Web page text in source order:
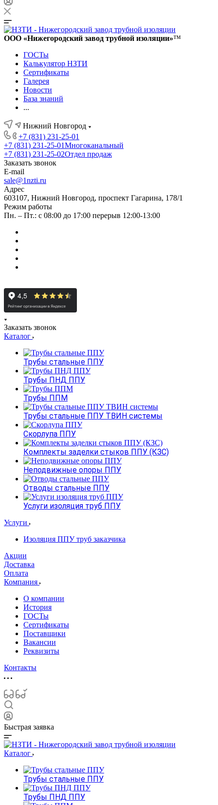
ООО «Нижегородский завод трубной изоляции»™
ГОСТы
Калькулятор НЗТИ
Сертификаты
Галерея
Новости
База знаний
...
Нижний Новгород
+7 (831) 231-25-01
+7 (831) 231-25-01Многоканальный
+7 (831) 231-25-02Отдел продаж
Заказать звонок
E-mail
sale@1nzti.ru
Адрес
603107, Нижний Новгород, проспект Гагарина, 178/1
Режим работы
Пн. – Пт.: с 08:00 до 17:00 перерыв 12:00-13:00
Заказать звонок
Каталог
Трубы стальные ППУ
Трубы ПНД ППУ
Трубы ППМ
Трубы стальные ППУ ТВИН системы
Скорлупа ППУ
Комплекты заделки стыков ППУ (КЗС)
Неподвижные опоры ППУ
Отводы стальные ППУ
Услуги изоляция труб ППУ
Услуги
Изоляция ППУ труб заказчика
Акции
Доставка
Оплата
Компания
О компании
История
ГОСТы
Сертификаты
Поставщики
Вакансии
Реквизиты
Контакты
Быстрая заявка
Каталог
Трубы стальные ППУ
Трубы ПНД ППУ